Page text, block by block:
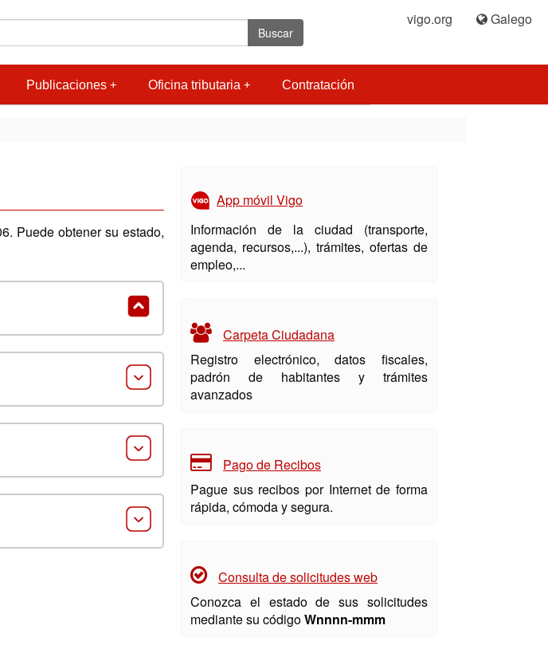
Buscar
vigo.org Galego
Publicaciones Oficina tributaria Contratación
Puede obtener su estado,
App móvil Vigo
Información de la ciudad (transporte,
agenda, recursos,...), trámites, ofertas de
empleo,...
Carpeta Ciudadana
Registro electrónico, datos fiscales,
padrón de habitantes y trámites
avanzados
Pago de Recibos
Pague sus recibos por Internet de forma
rápida, cómoda y segura.
Consulta de solicitudes web
Conozca el estado de sus solicitudes
mediante su códigoWnnnn-mmm